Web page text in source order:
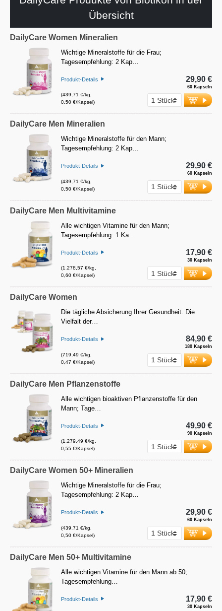
Übersicht
DailyCare Women Mineralien
Wichtige Mineralstoffe für die Frau;
Tagesempfehlung: 2 Kap…
Produkt-Details
(439,71 €/kg,
0,50 €/Kapsel)
60 Kapseln
29,90 €
DailyCare Men Mineralien
Wichtige Mineralstoffe für den Mann;
Tagesempfehlung: 2 Kap…
Produkt-Details
(439,71 €/kg,
0,50 €/Kapsel)
60 Kapseln
29,90 €
DailyCare Men Multivitamine
Alle wichtigen Vitamine für den Mann;
Tagesempfehlung: 1 Ka…
Produkt-Details
(1.278,57 €/kg,
0,60 €/Kapsel)
30 Kapseln
17,90 €
DailyCare Women
Die tägliche Absicherung Ihrer Gesundheit. Die
Vielfalt der…
Produkt-Details
(719,49 €/kg,
0,47 €/Kapsel)
180 Kapseln
84,90 €
DailyCare Men Pflanzenstoffe
Alle wichtigen bioaktiven Pflanzenstoffe für den
Mann; Tage…
Produkt-Details
(1.279,49 €/kg,
0,55 €/Kapsel)
90 Kapseln
49,90 €
DailyCare Women 50+ Mineralien
Wichtige Mineralstoffe für die Frau;
Tagesempfehlung: 2 Kap…
Produkt-Details
(439,71 €/kg,
0,50 €/Kapsel)
60 Kapseln
29,90 €
DailyCare Men 50+ Multivitamine
Alle wichtigen Vitamine für den Mann ab 50;
Tagesempfehlung…
Produkt-Details
30 Kapseln
17,90 €